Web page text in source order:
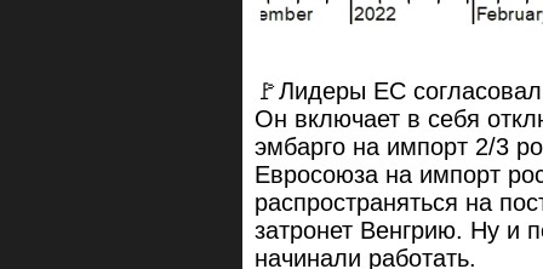
🚩Лидеры ЕС
Он включает в себя
эмбарго на импорт 2/3
Евросоюза на импорт
распространяться на
затронет Венгрию. Ну и
начинали работать.